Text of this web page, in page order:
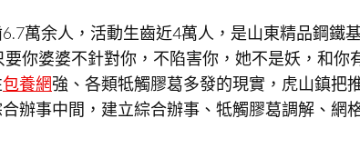
萬余人，活動生齒近4萬人，是山東精品鋼鐵
你婆婆不針對你，不陷害你，她不是妖，和
包養網強、各類牴觸膠葛多發的現實，虎山鎮把
辦事中間，建立綜合辦事、牴觸膠葛調解、網